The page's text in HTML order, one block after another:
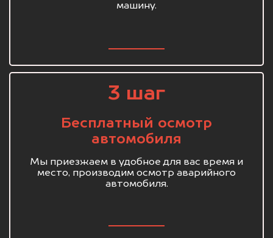
машину.
3 шаг
Бесплатный осмотр
автомобиля
Мы приезжаем в удобное для вас время и
место, производим осмотр аварийного
автомобиля.